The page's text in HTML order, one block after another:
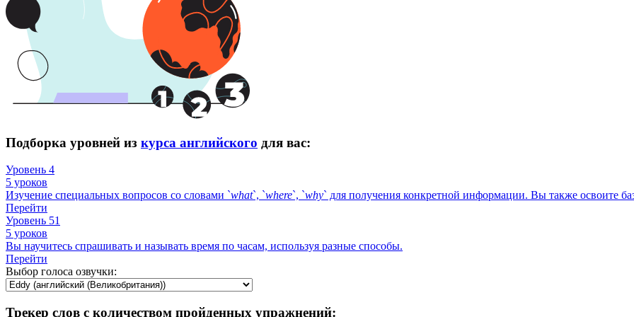
Подборка уровней из курса английского для вас:
Уровень 4
5 уроков
Изучение специальных вопросов со словами `what`, `where`, `why` для получения конкретной информации. Вы также освоите
Перейти
Уровень 51
5 уроков
Вы научитесь спрашивать и называть время по часам, используя разные способы.
Перейти
Выбор голоса озвучки:
Трекер слов с количеством пройденных упражнений: